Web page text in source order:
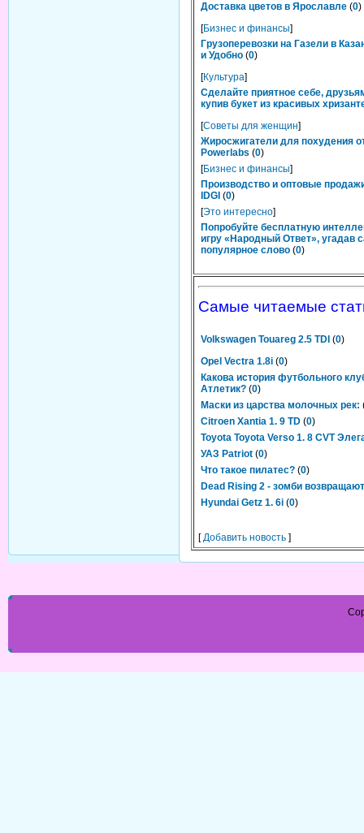
Доставка цветов в Ярославле (0)
[Бизнес и финансы]
Грузоперевозки на Газели в
и Удобно (0)
[Культура]
Сделайте приятное себе,
купив букет из красивых
[Советы для женщин]
Жиросжигатели для похудения
Powerlabs (0)
[Бизнес и финансы]
Производство и оптовые
IDGI (0)
[Это интересно]
Попробуйте бесплатную
игру «Народный Ответ», угадав
популярное слово (0)
Самые читаемые
Volkswagen Touareg 2.5 TDI (0)
Opel Vectra 1.8i (0)
Какова история футбольного
Атлетик? (0)
Маски из царства молочных рек:
Citroen Xantia 1. 9 TD (0)
Toyota Toyota Verso 1. 8 CVT
УАЗ Patriot (0)
Что такое пилатес? (0)
Dead Rising 2 - зомби
Hyundai Getz 1. 6i (0)
[Добавить новость ]